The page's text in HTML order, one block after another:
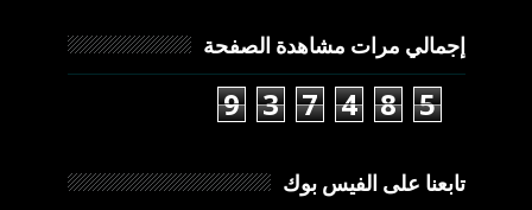
إجمالي مرات مشاهدة الصفحة
9 3 7 4 8 5
تابعنا على الفيس بوك